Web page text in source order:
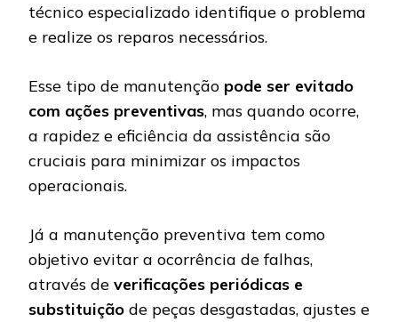
técnico especializado identifique o problema
e realize os reparos necessários.
Esse tipo de manutenção pode ser evitado
com ações preventivas, mas quando ocorre,
a rapidez e eficiência da assistência são
cruciais para minimizar os impactos
operacionais.
Já a manutenção preventiva tem como
objetivo evitar a ocorrência de falhas,
através de verificações periódicas e
substituição de peças desgastadas, ajustes e